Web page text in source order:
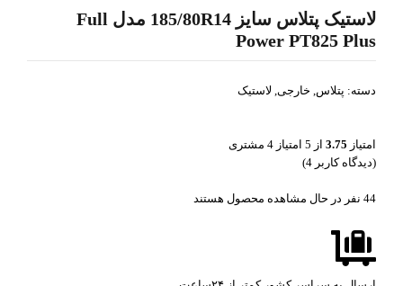
لاستیک پتلاس سایز 185/80R14 مدل Full
Power PT825 Plus
دسته: پتلاس, خارجی, لاستیک
امتیاز 3.75 از 5 امتیاز 4 مشتری
(دیدگاه کاربر 4
)
44 نفر در حال مشاهده محصول هستند